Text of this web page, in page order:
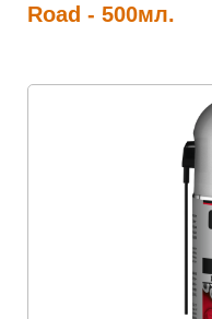
Road - 500мл.